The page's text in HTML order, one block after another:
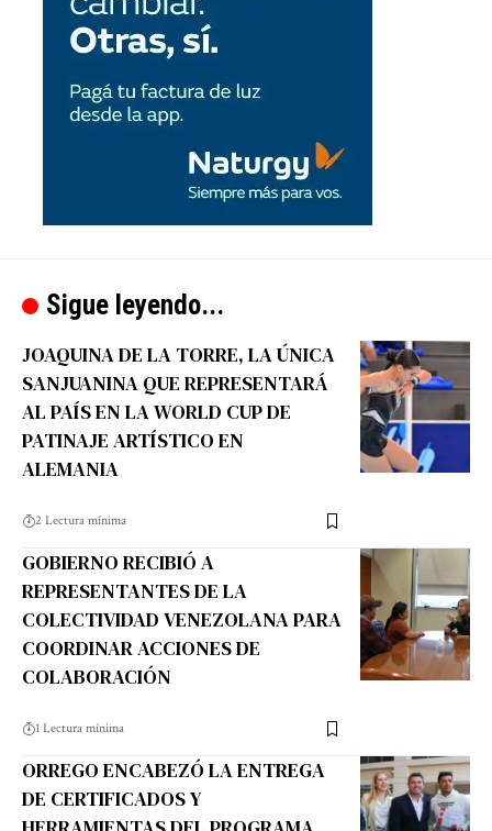
Sigue leyendo...
JOAQUINA DE LA TORRE, LA ÚNICA
SANJUANINA QUE REPRESENTARÁ
AL PAÍS EN LA WORLD CUP DE
PATINAJE ARTÍSTICO EN
ALEMANIA
2 Lectura mínima
GOBIERNO RECIBIÓ A
REPRESENTANTES DE LA
COLECTIVIDAD VENEZOLANA PARA
COORDINAR ACCIONES DE
COLABORACIÓN
1 Lectura mínima
ORREGO ENCABEZÓ LA ENTREGA
DE CERTIFICADOS Y